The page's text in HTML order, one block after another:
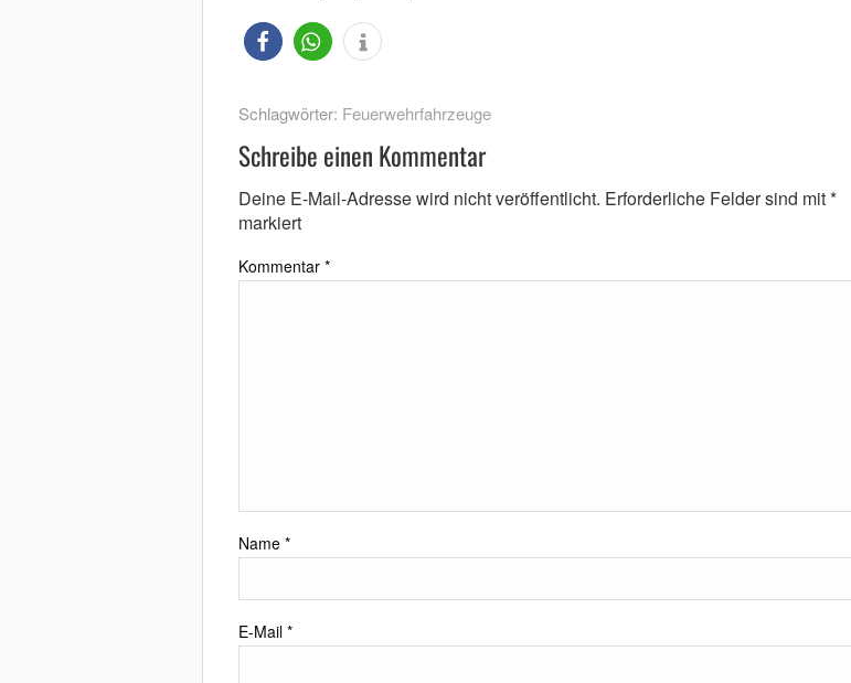
Schlagwörter: Feuerwehrfahrzeuge
Schreibe einen Kommentar
Deine E-Mail-Adresse wird nicht veröffentlicht. Erforderliche Felder sind mit*
markiert
Kommentar *
Name *
E-Mail *